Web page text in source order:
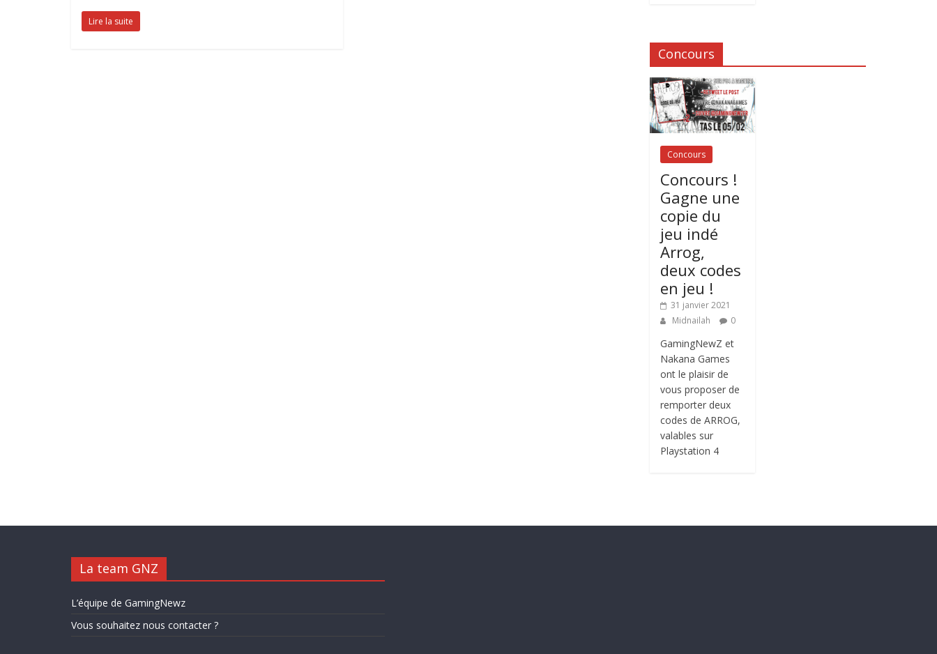
Lire la suite
Concours
Concours
Concours !
Gagne une
copie du
jeu indé
Arrog,
deux codes
en jeu !
31 janvier 2021
Midnailah
0
GamingNewZ et
Nakana Games
ont le plaisir de
vous proposer de
remporter deux
codes de ARROG,
valables sur
Playstation 4
La team GNZ
L’équipe de GamingNewz
Vous souhaitez nous contacter ?